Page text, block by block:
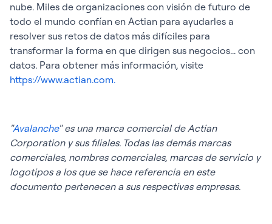
nube. Miles de organizaciones con visión de futuro de
todo el mundo confían en Actian para ayudarles a
resolver sus retos de datos más difíciles para
transformar la forma en que dirigen sus negocios... con
datos. Para obtener más información, visite
https://www.actian.com.
"Avalanche" es una marca comercial de Actian
Corporation y sus filiales. Todas las demás marcas
comerciales, nombres comerciales, marcas de servicio y
logotipos a los que se hace referencia en este
documento pertenecen a sus respectivas empresas.